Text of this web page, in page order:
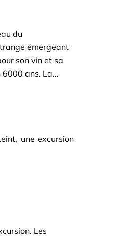
du
émergeant
son vin et sa
ans. La
des vues
une excursion
Les